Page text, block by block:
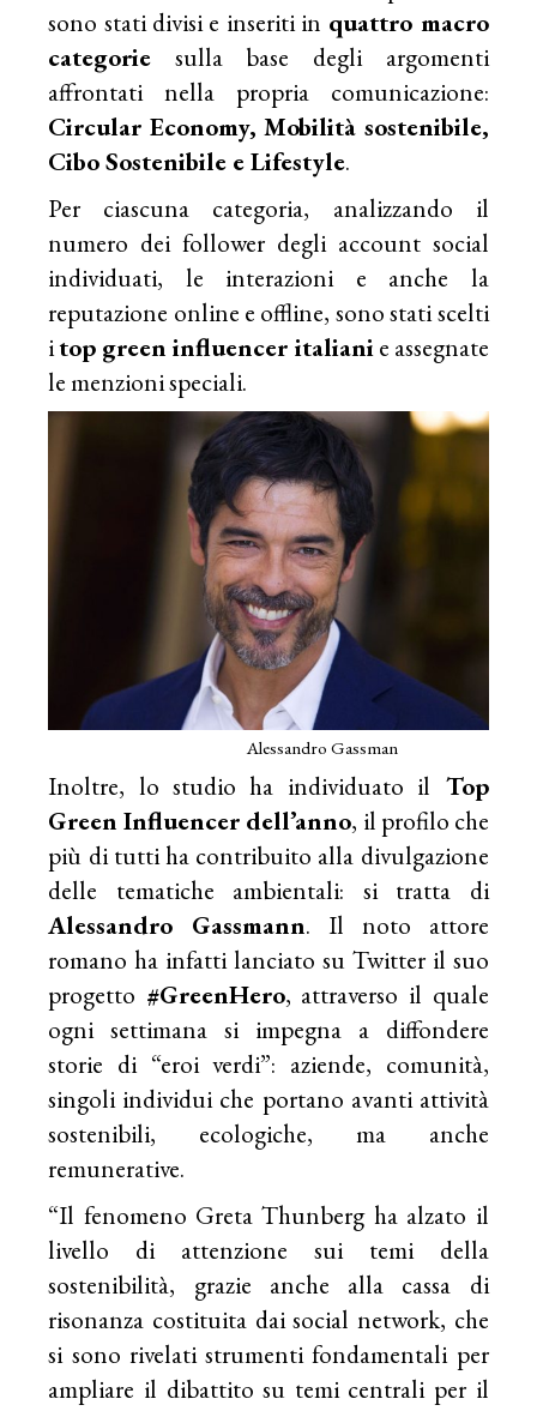
sono stati divisi e inseriti in quattro macro
categorie sulla base degli argomenti
affrontati nella propria comunicazione:
Circular Economy, Mobilità sostenibile,
Cibo Sostenibile e Lifestyle.
Per ciascuna categoria, analizzando il
numero dei follower degli account social
individuati, le interazioni e anche la
reputazione online e offline, sono stati scelti
itop green influencer italianie assegnate
le menzioni speciali.
Alessandro Gassman
Inoltre, lo studio ha individuato il Top
Green Influencer dell’anno, il profilo che
più di tutti ha contribuito alla divulgazione
delle tematiche ambientali: si tratta di
Alessandro Gassmann. Il noto attore
romano ha infatti lanciato su Twitter il suo
progetto #GreenHero, attraverso il quale
ogni settimana si impegna a diffondere
storie di “eroi verdi”: aziende, comunità,
singoli individui che portano avanti attività
sostenibili, ecologiche, ma anche
remunerative.
“Il fenomeno Greta Thunberg ha alzato il
livello di attenzione sui temi della
sostenibilità, grazie anche alla cassa di
risonanza costituita dai social network, che
si sono rivelati strumenti fondamentali per
ampliare il dibattito su temi centrali per il